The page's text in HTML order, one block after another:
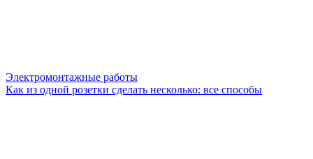
Электромонтажные работы
Как из одной розетки сделать несколько: все способы